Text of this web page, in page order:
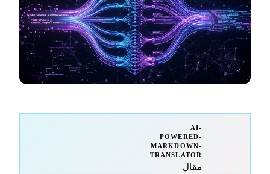
AI-
POWERED-
MARKDOWN-
TRANSLATOR
مقال